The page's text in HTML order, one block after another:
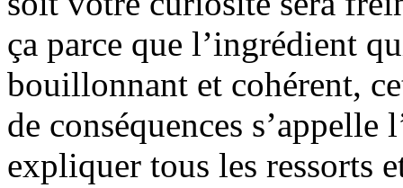
ça parce que l’ingrédient
bouillonnant et cohérent,
de conséquences
expliquer tous les ressorts